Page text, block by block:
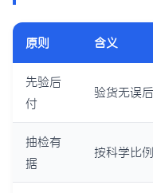
原则 含义
先验后
付
验货无误
抽检有
据
按科学比